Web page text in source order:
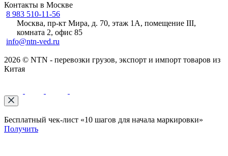
Контакты в Москве
8 983 510-11-56
Москва, пр-кт Мира, д. 70, этаж 1А, помещение III,
комната 2, офис 85
info@ntn-ved.ru
2026 © NTN - перевозки грузов, экспорт и импорт товаров из
Китая
Бесплатный чек-лист «10 шагов для начала маркировки»
Получить